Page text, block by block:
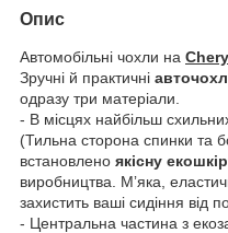
Опис
Автомобільні чохли на
Зручні й практичні
одразу три матеріали.
- В місцях найбільш
(Тильна сторона спинки та
встановлено якісну
виробництва. Мʼяка,
захистить ваші сидіння від
- Центральна частина з